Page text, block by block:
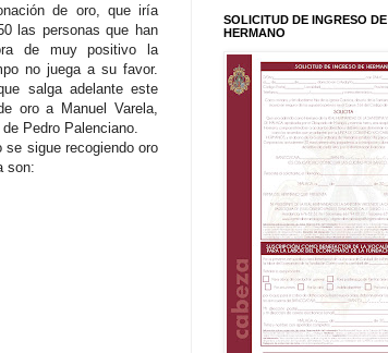
de oro, que iría
las personas que han
de muy positivo la
no juega a su favor.
salga adelante este
oro a Manuel Varela,
Pedro Palenciano.
se sigue recogiendo oro
son:
SOLICITUD DE INGRESO DE
HERMANO